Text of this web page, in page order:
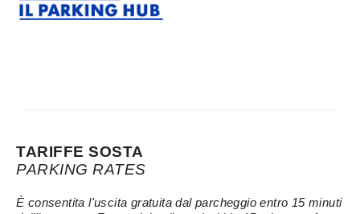
TARIFFE SOSTA
PARKING RATES
È consentita l'uscita gratuita dal parcheggio entro 15 minuti